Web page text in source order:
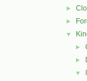
►
►
▼
►
►
▼